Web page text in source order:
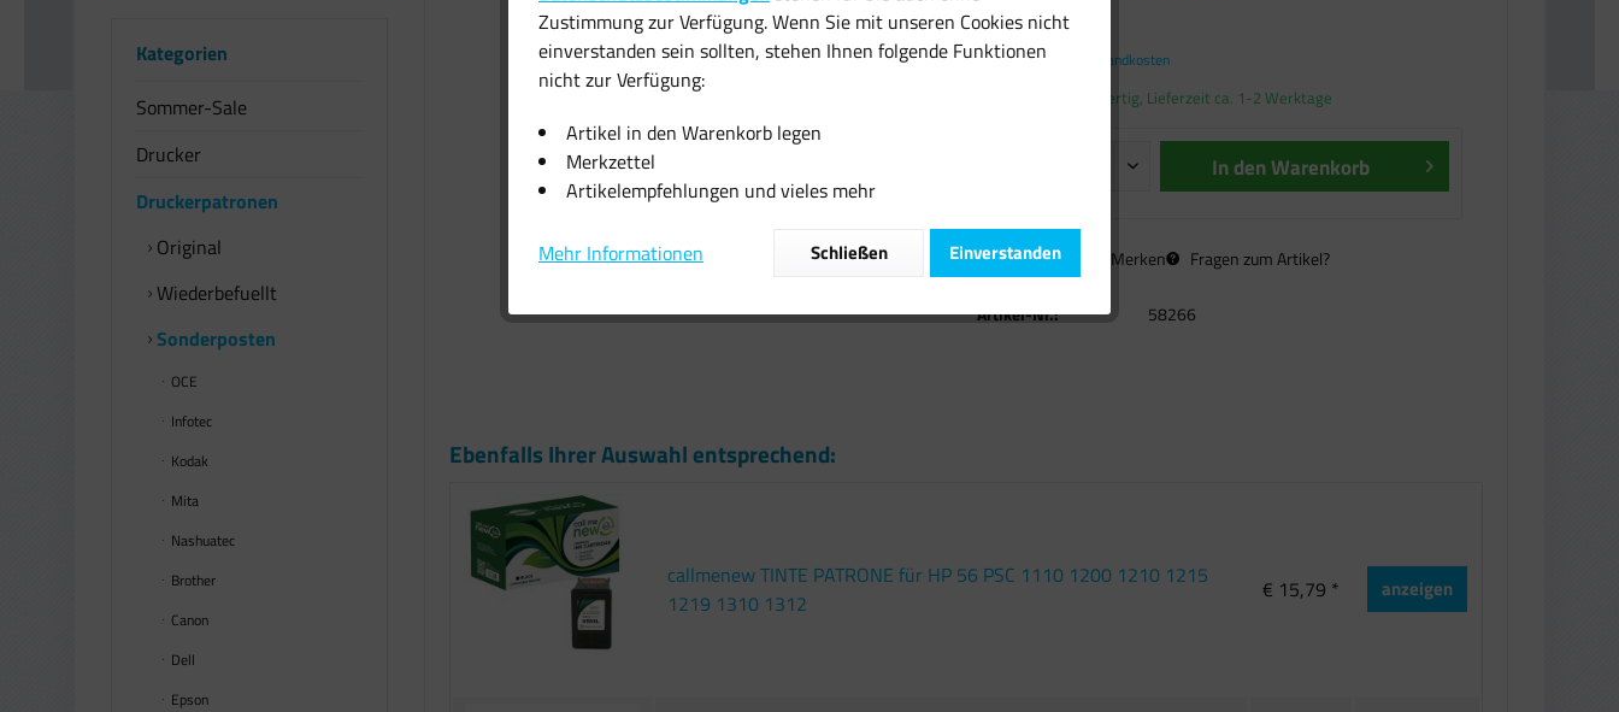
Kategorien
Sommer-Sale
Drucker
Druckerpatronen
Original
Wiederbefuellt
Sonderposten
OCE
Infotec
Kodak
Mita
Nashuatec
Brother
Canon
Dell
Epson
25,70 € *
inkl. MwSt. zzgl. Versandkosten
Sofort versandfertig, Lieferzeit ca. 1-2 Werktage
In denWarenkorb
Vergleichen Merken Fragen zum Artikel?
Artikel-Nr.: 58266
Ebenfalls Ihrer Auswahl entsprechend:
callmenew TINTE PATRONE für HP 56 PSC 1110 1200 1210 1215
1219 1310 1312
€ 15,79 * anzeigen
Zustimmung zur Verfügung. Wenn Sie mit unseren Cookies nicht
einverstanden sein sollten, stehen Ihnen folgende Funktionen
nicht zur Verfügung:
Artikel in den Warenkorb legen
Merkzettel
Artikelempfehlungen und vieles mehr
Mehr Informationen Einverstanden
Schließen